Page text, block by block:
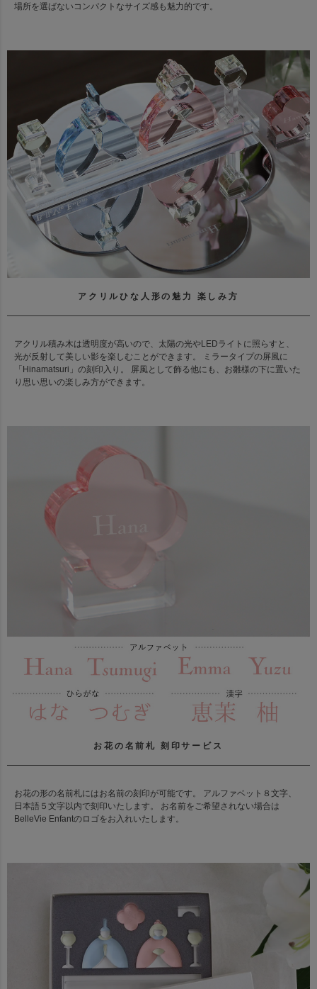
場所を選ばないコンパクトなサイズ感も魅力的です。
アクリルひな人形の魅力 楽しみ方
アクリル積み木は透明度が高いので、太陽の光やLEDライトに照らすと、
光が反射して美しい影を楽しむことができます。 ミラータイプの屏風に
「Hinamatsuri」の刻印入り。 屏風として飾る他にも、お雛様の下に置いた
り思い思いの楽しみ方ができます。
お花の名前札 刻印サービス
お花の形の名前札にはお名前の刻印が可能です。 アルファベット８文字、
日本語５文字以内で刻印いたします。 お名前をご希望されない場合は
BelleVie Enfantのロゴをお入れいたします。